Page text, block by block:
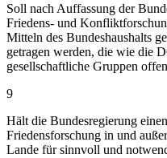
Soll nach Auffassung der
Friedens- und
Mitteln des Bundeshaushalts
getragen werden, die wie die
gesellschaftliche Gruppen
9
Hält die Bundesregierung
Friedensforschung in und
Lande für sinnvoll und